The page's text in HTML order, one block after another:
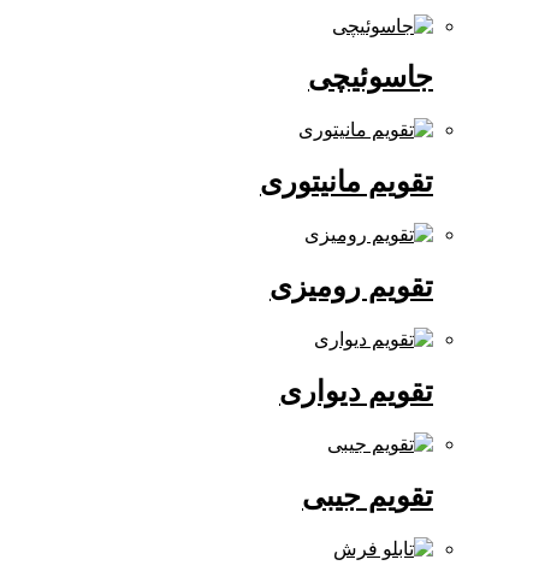
جاسوئیچی
تقویم مانیتوری
تقویم رومیزی
تقویم دیواری
تقویم جیبی